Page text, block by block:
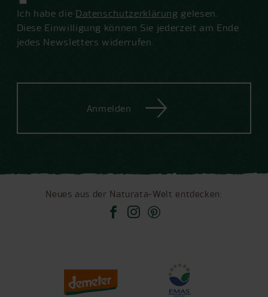
Ich habe die Datenschutzerklärung gelesen.
Diese Einwilligung können Sie jederzeit am Ende
jedes Newsletters widerrufen.
Anmelden
Neues aus der Naturata-Welt entdecken: